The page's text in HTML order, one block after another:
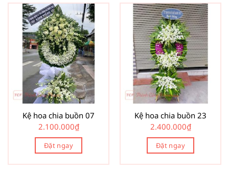
Kệ hoa chia buồn 07
2.100.000₫
Đặt ngay
Kệ hoa chia buồn 23
2.400.000₫
Đặt ngay